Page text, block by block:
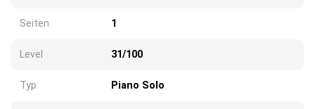
Seiten 1
Level 31/100
Typ Piano Solo